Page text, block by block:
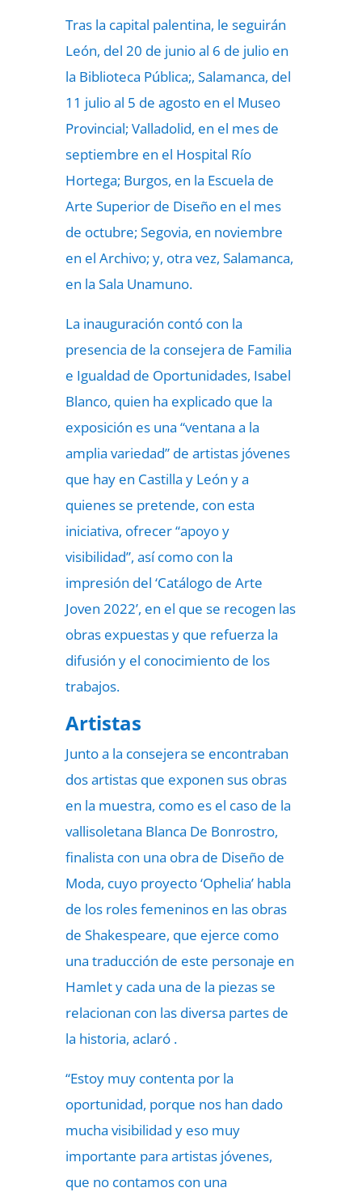
Tras la capital palentina, le seguirán
León, del 20 de junio al 6 de julio en
la Biblioteca Pública;, Salamanca, del
11 julio al 5 de agosto en el Museo
Provincial; Valladolid, en el mes de
septiembre en el Hospital Río
Hortega; Burgos, en la Escuela de
Arte Superior de Diseño en el mes
de octubre; Segovia, en noviembre
en el Archivo; y, otra vez, Salamanca,
en la Sala Unamuno.
La inauguración contó con la
presencia de la consejera de Familia
e Igualdad de Oportunidades, Isabel
Blanco, quien ha explicado que la
exposición es una “ventana a la
amplia variedad” de artistas jóvenes
que hay en Castilla y León y a
quienes se pretende, con esta
iniciativa, ofrecer “apoyo y
visibilidad”, así como con la
impresión del ‘Catálogo de Arte
Joven 2022’, en el que se recogen las
obras expuestas y que refuerza la
difusión y el conocimiento de los
trabajos.
Artistas
Junto a la consejera se encontraban
dos artistas que exponen sus obras
en la muestra, como es el caso de la
vallisoletana Blanca De Bonrostro,
finalista con una obra de Diseño de
Moda, cuyo proyecto ‘Ophelia’ habla
de los roles femeninos en las obras
de Shakespeare, que ejerce como
una traducción de este personaje en
Hamlet y cada una de la piezas se
relacionan con las diversa partes de
la historia, aclaró .
“Estoy muy contenta por la
oportunidad, porque nos han dado
mucha visibilidad y eso muy
importante para artistas jóvenes,
que no contamos con una